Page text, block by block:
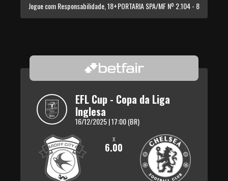
Jogue com Responsabilidade, 18+PORTARIA SPA/MF Nº 2.104 - 8
EFL Cup - Copa da Liga
Inglesa
16/12/2025 | 17:00 (BR)
x
6.00